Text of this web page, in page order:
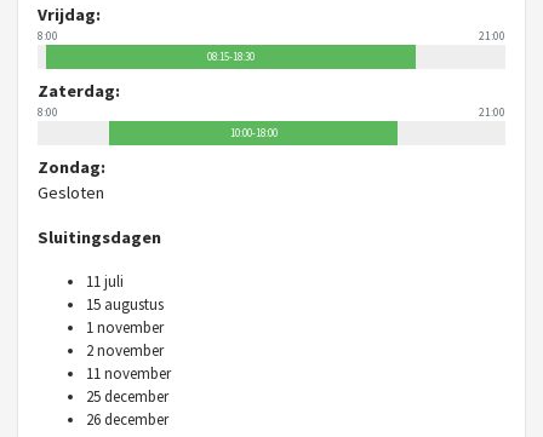
Vrijdag:
8:00 21:00
08:15-18:30
Zaterdag:
8:00 21:00
10:00-18:00
Zondag:
Gesloten
Sluitingsdagen
11 juli
15 augustus
1 november
2 november
11 november
25 december
26 december